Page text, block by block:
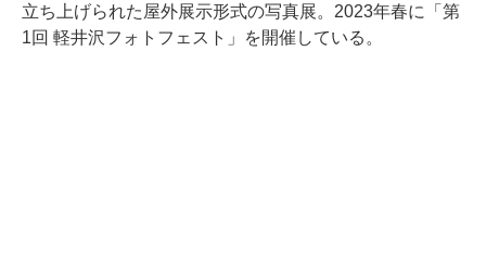
立ち上げられた屋外展示形式の写真展。2023年春に「第
1回 軽井沢フォトフェスト」を開催している。